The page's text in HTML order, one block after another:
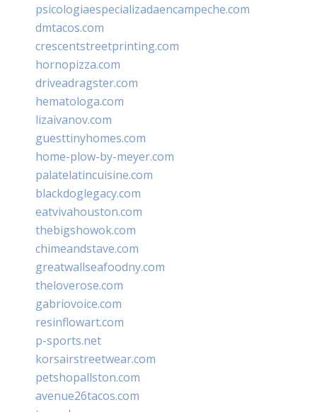
psicologiaespecializadaencampeche.com
dmtacos.com
crescentstreetprinting.com
hornopizza.com
driveadragster.com
hematologa.com
lizaivanov.com
guesttinyhomes.com
home-plow-by-meyer.com
palatelatincuisine.com
blackdoglegacy.com
eatvivahouston.com
thebigshowok.com
chimeandstave.com
greatwallseafoodny.com
theloverose.com
gabriovoice.com
resinflowart.com
p-sports.net
korsairstreetwear.com
petshopallston.com
avenue26tacos.com